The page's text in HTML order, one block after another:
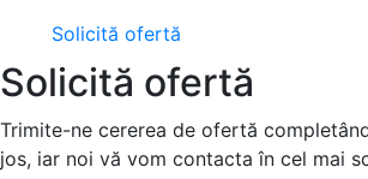
Solicită ofertă
Solicită ofertă
Trimite-ne cererea de ofertă
jos, iar noi vă vom contacta în cel mai